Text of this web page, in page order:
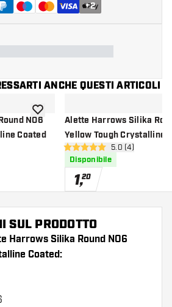
+2
ANCHE QUESTI ARTICOLI
NO6
Coated
aggiungi alla lista dei desideri
Alette Harrows Silika
Yellow Tough Crystalline
apri pannello
5 stelle di valutazione
5.0 (4)
Disponibile
1,20
SUL PRODOTTO
Harrows Silika Round NO6
Coated: